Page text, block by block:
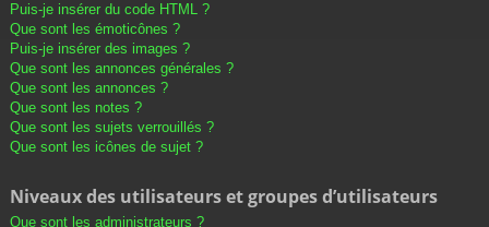
Puis-je insérer du code HTML ?
Que sont les émoticônes ?
Puis-je insérer des images ?
Que sont les annonces générales ?
Que sont les annonces ?
Que sont les notes ?
Que sont les sujets verrouillés ?
Que sont les icônes de sujet ?
Niveaux des utilisateurs et groupes d’utilisateurs
Que sont les administrateurs ?